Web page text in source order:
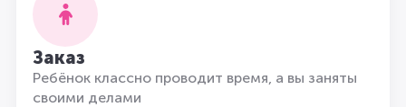
Заказ
Ребёнок классно проводит время, а вы заняты
своими делами